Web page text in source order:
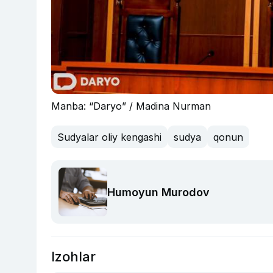
Manba: “Daryo” / Madina Nurman
Sudyalar oliy kengashi sudya qonun
Humoyun Murodov
Izohlar